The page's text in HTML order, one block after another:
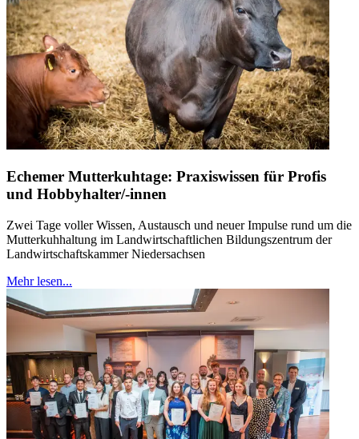
Echemer Mutterkuhtage: Praxiswissen für Profis
und Hobbyhalter/-innen
Zwei Tage voller Wissen, Austausch und neuer Impulse rund um die
Mutterkuhhaltung im Landwirtschaftlichen Bildungszentrum der
Landwirtschaftskammer Niedersachsen
Mehr lesen...